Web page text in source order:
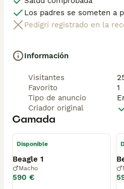
Los padres se someten a
Pedigrí registrado en la
Información
Visitantes
Favorito
1
Tipo de anuncio
Criador original
Camada
Disponible
Beagle 1
Macho
590 €